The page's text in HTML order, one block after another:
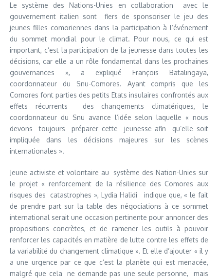
Le système des Nations-Unies en collaboration avec le
gouvernement italien sont fiers de sponsoriser le jeu des
jeunes filles comoriennes dans la participation à l’événement
du sommet mondial pour le climat. Pour nous, ce qui est
important, c’est la participation de la jeunesse dans toutes les
décisions, car elle a un rôle fondamental dans les prochaines
gouvernances », a expliqué François Batalingaya,
coordonnateur du Snu-Comores. Ayant compris que les
Comores font parties des petits Etats insulaires confrontés aux
effets récurrents des changements climatériques, le
coordonnateur du Snu avance l’idée selon laquelle « nous
devons toujours préparer cette jeunesse afin qu’elle soit
impliquée dans les décisions majeures sur les scènes
internationales ».
Jeune activiste et volontaire au système des Nation-Unies sur
le projet « renforcement de la résilience des Comores aux
risques des catastrophes », Lydia Halidi indique que, « le fait
de prendre part sur la table des négociations à ce sommet
international serait une occasion pertinente pour annoncer des
propositions concrètes, et de ramener les outils à pouvoir
renforcer les capacités en matière de lutte contre les effets de
la variabilité du changement climatique ». Et elle d’ajouter « il y
a une urgence par ce que c’est la planète qui est menacée,
malgré que cela ne demande pas une seule personne, mais